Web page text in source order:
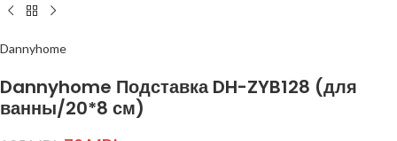
Dannyhome
Dannyhome Подставка DH-ZYB128 (для
ванны/20*8 см)